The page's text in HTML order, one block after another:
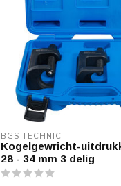
BGS TECHNIC
Kogelgewricht-
28 - 34 mm 3 delig